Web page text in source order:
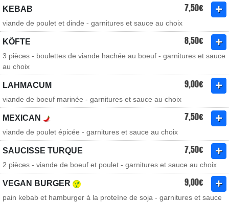
KEBAB 7,50€
viande de poulet et dinde - garnitures et sauce au choix
KÖFTE 8,50€
3 pièces - boulettes de viande hachée au boeuf - garnitures et sauce
au choix
LAHMACUM 9,00€
viande de boeuf marinée - garnitures et sauce au choix
MEXICAN 7,50€
viande de poulet épicée - garnitures et sauce au choix
SAUCISSE TURQUE 7,50€
2 pièces - viande de boeuf et poulet - garnitures et sauce au choix
VEGAN BURGER 9,00€
pain kebab et hamburger à la proteíne de soja - garnitures et sauce